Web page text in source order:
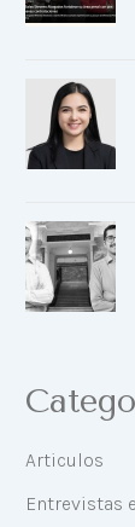
Articulos
Entrevistas